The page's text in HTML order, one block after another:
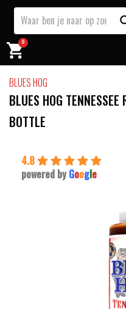
0
BLUES HOG
BLUES HOG TENNESSEE
BOTTLE
4.8
powered by Google